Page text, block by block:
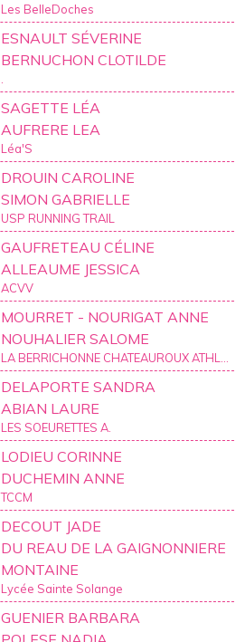
Les BelleDoches
ESNAULT SÉVERINE
BERNUCHON CLOTILDE
SAGETTE LÉA
AUFRERE LEA
Léa'S
DROUIN CAROLINE
SIMON GABRIELLE
USP RUNNING TRAIL
GAUFRETEAU CÉLINE
ALLEAUME JESSICA
ACVV
MOURRET - NOURIGAT ANNE
NOUHALIER SALOME
DELAPORTE SANDRA
ABIAN LAURE
LES SOEURETTES A.
LODIEU CORINNE
DUCHEMIN ANNE
TCCM
DECOUT JADE
DU REAU DE LA GAIGNONNIERE
MONTAINE
Lycée Sainte Solange
GUENIER BARBARA